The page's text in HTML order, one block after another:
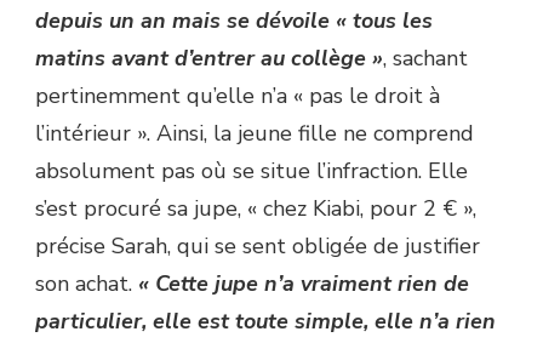
depuis un an mais se dévoile « tous les
matins avant d’entrer au collège », sachant
pertinemment qu’elle n’a « pas le droit à
l’intérieur ». Ainsi, la jeune fille ne comprend
absolument pas où se situe l’infraction. Elle
s’est procuré sa jupe, « chez Kiabi, pour 2 € »,
précise Sarah, qui se sent obligée de justifier
son achat. « Cette jupe n’a vraiment rien de
particulier, elle est toute simple, elle n’a rien